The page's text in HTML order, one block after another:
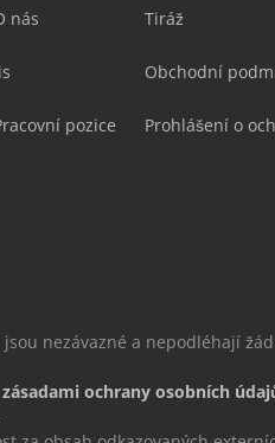
nás
pozice
Tiráž
Obchodní
Prohlášení o
nezávazné a nepodléhají
zásadami ochrany osobních